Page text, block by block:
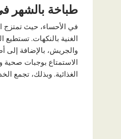
طباخة بالشهر
في الأحساء، حيث تمتزج
الغنية بالنكهات.
والجريش، بالإضافة إلى
الاستمتاع بوجبات صحية
الغذائية. وبذلك، تجمع